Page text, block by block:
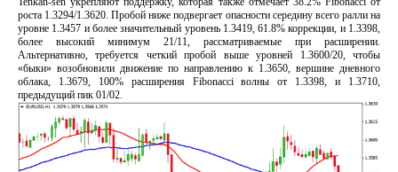
роста 1.3294/1.3620. Пробой ниже подвергает опасности середину всего ралли на
уровне 1.3457 и более значительный уровень 1.3419, 61.8% коррекции, и 1.3398,
более высокий минимум 21/11, рассматриваемые при расширении.
Альтернативно, требуется четкий пробой выше уровней 1.3600/20, чтобы
«быки» возобновили движение по направлению к 1.3650, вершине дневного
облака, 1.3679, 100% расширения Fibonacci волны от 1.3398, и 1.3710,
предыдущий пик 01/02.